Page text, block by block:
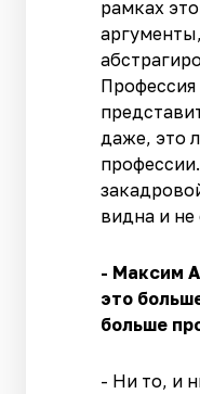
рамках
Профессия
даже, это
видна и
- Максим
это
больше
- Ни то, и